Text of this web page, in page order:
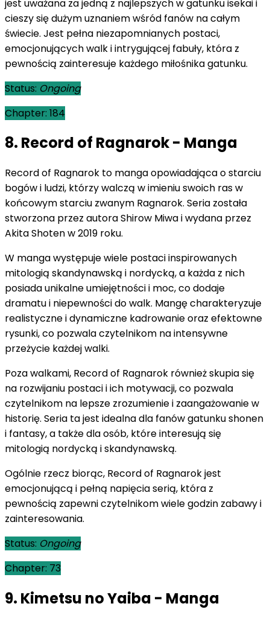
jest uważana za jedną z najlepszych w gatunku isekai i
cieszy się dużym uznaniem wśród fanów na całym
świecie. Jest pełna niezapomnianych postaci,
emocjonujących walk i intrygującej fabuły, która z
pewnością zainteresuje każdego miłośnika gatunku.
Status: Ongoing
Chapter: 184
8. Record of Ragnarok - Manga
Record of Ragnarok to manga opowiadająca o starciu
bogów i ludzi, którzy walczą w imieniu swoich ras w
końcowym starciu zwanym Ragnarok. Seria została
stworzona przez autora Shirow Miwa i wydana przez
Akita Shoten w 2019 roku.
W manga występuje wiele postaci inspirowanych
mitologią skandynawską i nordycką, a każda z nich
posiada unikalne umiejętności i moc, co dodaje
dramatu i niepewności do walk. Mangę charakteryzuje
realistyczne i dynamiczne kadrowanie oraz efektowne
rysunki, co pozwala czytelnikom na intensywne
przeżycie każdej walki.
Poza walkami, Record of Ragnarok również skupia się
na rozwijaniu postaci i ich motywacji, co pozwala
czytelnikom na lepsze zrozumienie i zaangażowanie w
historię. Seria ta jest idealna dla fanów gatunku shonen
i fantasy, a także dla osób, które interesują się
mitologią nordycką i skandynawską.
Ogólnie rzecz biorąc, Record of Ragnarok jest
emocjonującą i pełną napięcia serią, która z
pewnością zapewni czytelnikom wiele godzin zabawy i
zainteresowania.
Status: Ongoing
Chapter: 73
9. Kimetsu no Yaiba - Manga